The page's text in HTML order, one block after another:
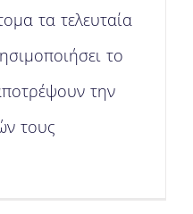
τα τελευταία
το
την
τους